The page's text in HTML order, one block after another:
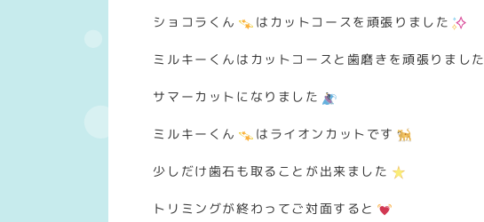
ショコラくん はカットコースを頑張りました
ミルキーくんはカットコースと歯磨きを頑張りました
サマーカットになりました
ミルキーくん はライオンカットです
少しだけ歯石も取ることが出来ました
トリミングが終わってご対面すると